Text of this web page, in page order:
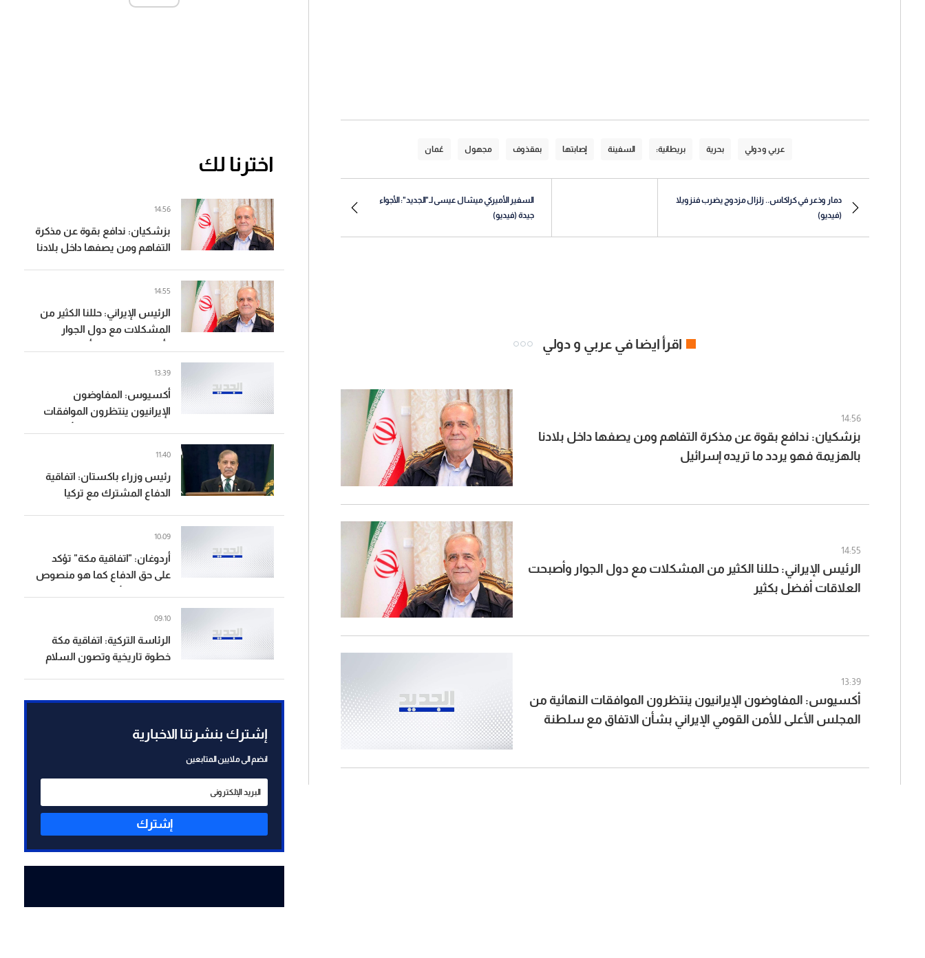
عربي و دولي بحرية بريطانية: السفينة إصابتها بمقذوف مجهول عُمان
دمار وذعر في كراكاس.. زلزال مزدوج يضرب فنزويلا
(فيديو)
السفير الأميركي ميشال عيسى لـ"الجديد": الأجواء
جيدة (فيديو)
اقرأ ايضا في عربي و دولي
14:56
بزشكيان: ندافع بقوة عن مذكرة التفاهم ومن يصفها داخل بلادنا
بالهزيمة فهو يردد ما تريده إسرائيل
14:55
الرئيس الإيراني: حللنا الكثير من المشكلات مع دول الجوار وأصبحت
العلاقات أفضل بكثير
13:39
أكسيوس: المفاوضون الإيرانيون ينتظرون الموافقات النهائية من
المجلس الأعلى للأمن القومي الإيراني بشأن الاتفاق مع سلطنة
اخترنا لك
بزشكيان: ندافع بقوة عن مذكرة
التفاهم ومن يصفها داخل بلادنا
14:56
الرئيس الإيراني: حللنا الكثير من
المشكلات مع دول الجوار
14:55
أكسيوس: المفاوضون
الإيرانيون ينتظرون الموافقات
الاتفاق مع سلطنة عُمان
والولايات المتحدة
13:39
رئيس وزراء باكستان: اتفاقية
الدفاع المشترك مع تركيا
11:40
أردوغان: "اتفاقية مكة" تؤكد
على حق الدفاع كما هو منصوص
10:09
الرئاسة التركية: اتفاقية مكة
خطوة تاريخية وتصون السلام
09:10
إشترك بنشرتنا الاخبارية
انضم الى ملايين المتابعين
إشترك